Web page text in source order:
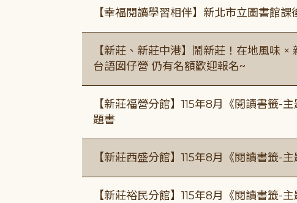
【幸福閱讀學習相伴】新北市立圖書館課
【新莊、新莊中港】鬧新莊！在地風味
台語囡仔營 仍有名額歡迎報名~
【新莊福營分館】115年8月《閱讀書籤-
題書
【新莊西盛分館】115年8月《閱讀書籤-
【新莊裕民分館】115年8月《閱讀書籤-